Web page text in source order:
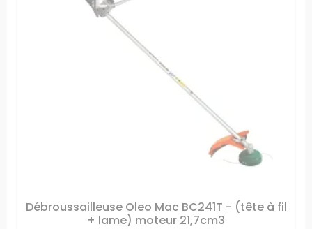
Débroussailleuse Oleo Mac BC241T - (tête à fil
+ lame) moteur 21,7cm3